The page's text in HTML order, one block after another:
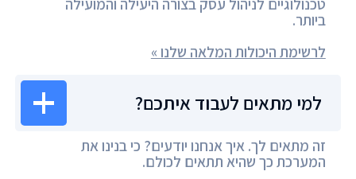
ביותר.
לרשימת היכולות המלאה שלנו »
למי מתאים לעבוד איתכם?
זה מתאים לך. איך אנחנו יודעים? כי בנינו את
המערכת כך שהיא תתאים לכולם.